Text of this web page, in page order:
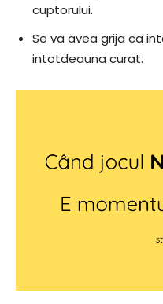
cuptorului.
Se va avea grija ca
intotdeauna curat.